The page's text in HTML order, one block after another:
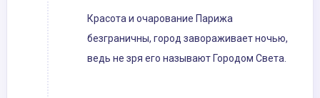
Красота и очарование Парижа
безграничны, город завораживает ночью,
ведь не зря его называют Городом Света.